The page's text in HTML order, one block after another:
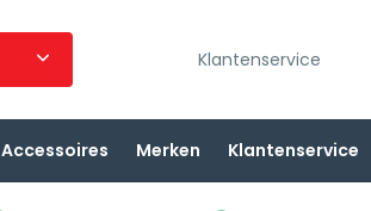
Klantenservice
Accessoires Merken Klantenservice